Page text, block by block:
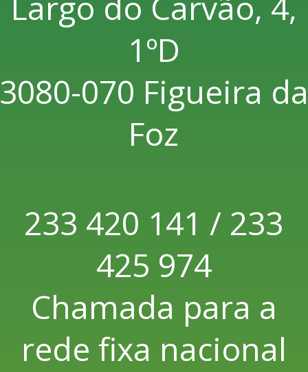
1ºD
070 Figueira da
Foz
233 420 141 / 233
425 974
Chamada para a
rede fixa nacional